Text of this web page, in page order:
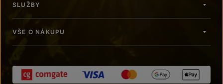
SLUŽBY
VŠE O NÁKUPU